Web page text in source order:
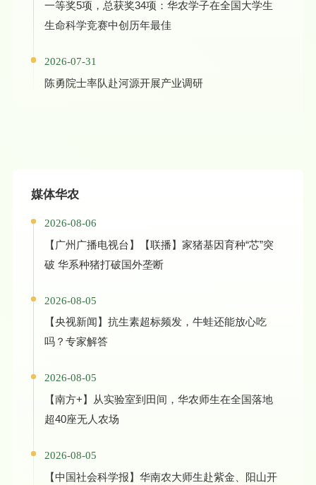
一等奖5项，总获奖34项：华农学子在全国大学生
生命科学竞赛中创历年最佳
2026-07-31
陈勇院士率队赴河源开展产业调研
媒体华农
2026-08-06
【广州广播电视台】【联播】家猪基因育种“芯”突
破 华系种猪打破国外垄断
2026-08-05
【央视新闻】抗生素超标频发，牛蛙还能放心吃
吗？专家解答
2026-08-05
【南方+】从实验室到田间，华农师生在全国落地
超40座无人农场
2026-08-05
【中国社会科学报】华南农大师生赴紫金、阳山开